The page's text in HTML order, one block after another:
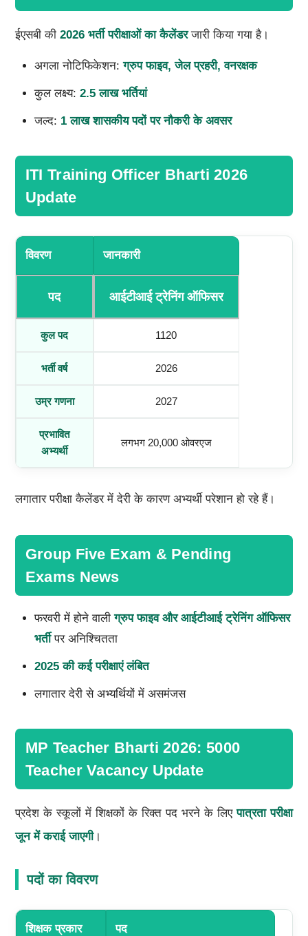
ईएसबी की 2026 भर्ती परीक्षाओं का कैलेंडरजारी किया गया है।
अगला नोटिफिकेशन:ग्रुप फाइव, जेल प्रहरी, वनरक्षक
कुल लक्ष्य: 2.5 लाख भर्तियां
जल्द: 1 लाख शासकीय पदों पर नौकरी के अवसर
ITI Training Officer Bharti 2026
Update
विवरण जानकारी
पद आईटीआई ट्रेनिंग ऑफिसर
कुल पद 1120
भर्ती वर्ष 2026
उम्र गणना 2027
प्रभावित
अभ्यर्थी
लगभग 20,000 ओवरएज
लगातार परीक्षा कैलेंडर में देरी के कारण अभ्यर्थी परेशान हो रहे हैं।
Group Five Exam & Pending
Exams News
फरवरी में होने वालीग्रुप फाइव और आईटीआई ट्रेनिंग ऑफिसर
भर्तीपर अनिश्चितता
2025 की कई परीक्षाएं लंबित
लगातार देरी से अभ्यर्थियों में असमंजस
MP Teacher Bharti 2026: 5000
Teacher Vacancy Update
प्रदेश के स्कूलों में शिक्षकों के रिक्त पद भरने के लिएपात्रता परीक्षा
जून में कराई जाएगी।
पदों का विवरण
शिक्षक प्रकार पद